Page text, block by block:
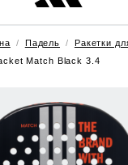
Падель
Ракетки
Match Black 3.4